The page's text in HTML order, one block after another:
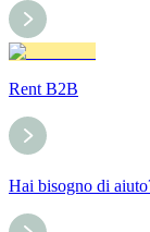
Rent B2B
Hai bisogno di